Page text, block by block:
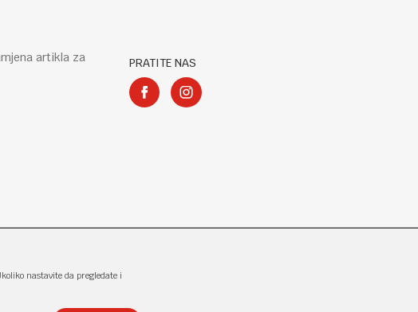
artikla za
PRATITE NAS
nastavite da pregledate i